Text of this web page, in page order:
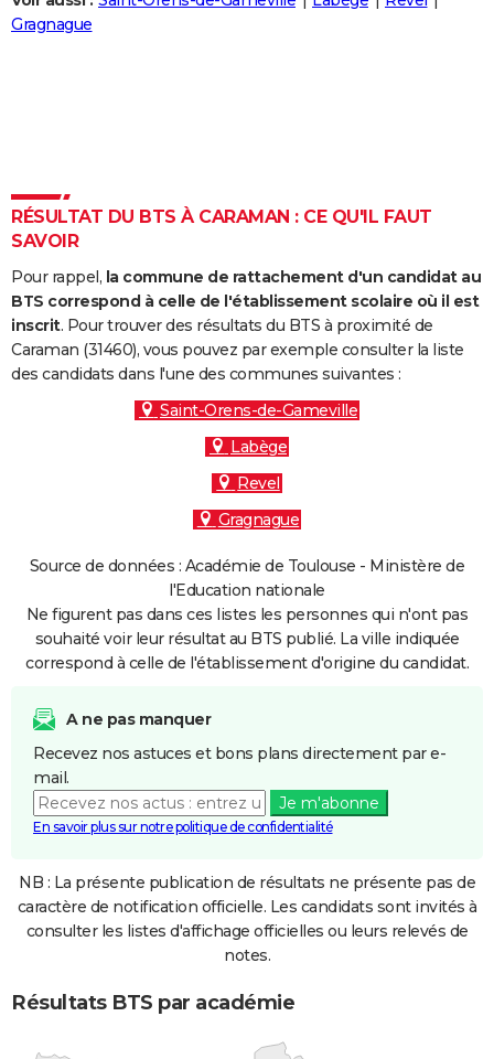
Destinations
City break
Voyage nature
Voyage de noces
Forum
Climat
+
PHOTO
Carte de Noël
Carte Bonne année
Carte Saint-Valentin
Carte Pâques
Carte d'anniversaire
DICTIONNAIRE
Dictionnaire
Biographies
Citations
Expressions
Proverbes
PROGRAMME TV
COPAINS D'AVANT
S'inscrire
Se connecter
Lycées
Collèges
Primaires
Universités
Entreprises
Service militaire
Avis de recherche
AVIS DE DÉCÈS
FORUM
Gragnague
RÉSULTAT DU BTS À CARAMAN : CE QU'IL FAUT
SAVOIR
Pour rappel, la commune de rattachement d'un candidat au
BTS correspond à celle de l'établissement scolaire où il est
inscrit. Pour trouver des résultats du BTS à proximité de
Caraman (31460), vous pouvez par exemple consulter la liste
des candidats dans l'une des communes suivantes :
Saint-Orens-de-Gameville
Labège
Revel
Gragnague
Source de données : Académie de Toulouse - Ministère de
l'Education nationale
Ne figurent pas dans ces listes les personnes qui n'ont pas
souhaité voir leur résultat au BTS publié. La ville indiquée
correspond à celle de l'établissement d'origine du candidat.
A ne pas manquer
Recevez nos astuces et bons plans directement par e-
mail.
Je m'abonne
En savoir plus sur notre politique de confidentialité
NB : La présente publication de résultats ne présente pas de
caractère de notification officielle. Les candidats sont invités à
consulter les listes d'affichage officielles ou leurs relevés de
notes.
Résultats BTS par académie